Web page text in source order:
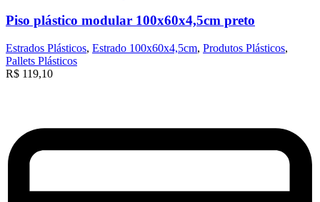
Piso plástico modular 100x60x4,5cm preto
Estrados Plásticos, Estrado 100x60x4,5cm, Produtos Plásticos,
Pallets Plásticos
R$ 119,10